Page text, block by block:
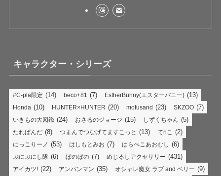
キャラクター・シリーズ
#C-pla限定 (14) beco+81 (7) EstherBunny(エスターバニー) (13)
Honda (10) HUNTER×HUNTER (20) mofusand (23) SKZOO (7)
いきもの大図鑑 (24) おさるのジョージ (15) しずくちゃん (5)
たれぱんだ (8) つまんでつなげてますこっと (13) てnこ (2)
にっこりーノ (53) はしもとみお (7) はらぺこあおむし (6)
ぷにぷにし隊 (6) ぼのぼの (7) めじるしアクセサリー (431)
アイカツ! (22) アンパンマン (35) オシャレ魔女 ラブ and ベリー (9)